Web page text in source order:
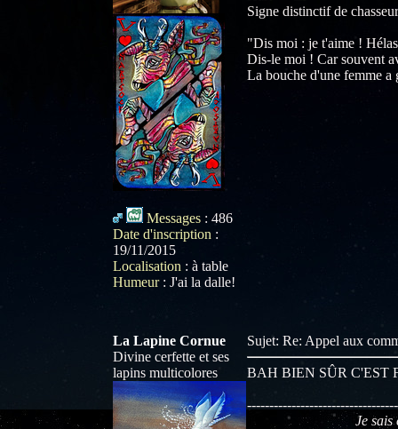
Messages : 486
Date d'inscription :
19/11/2015
Localisation : à table
Humeur: J'ai la dalle!
Signe distinctif de
"Dis moi : je t'aime !
Dis-le moi ! Car souvent
La bouche d'une femme
La Lapine Cornue
Divine cerfette et ses
lapins multicolores
Sujet: Re: Appel aux
BAH BIEN SÛR C'EST
Je sais